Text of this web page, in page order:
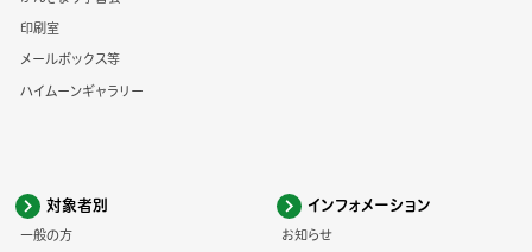
印刷室
メールボックス等
ハイムーンギャラリー
対象者別
一般の方
インフォメーション
お知らせ